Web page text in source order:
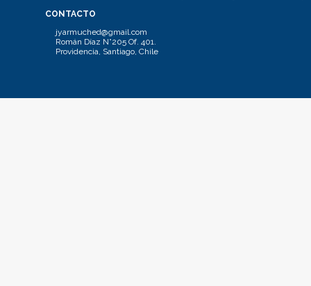
CONTACTO
jyarmuched@gmail.com
Román Díaz N°205 Of. 401.
Providencia, Santiago, Chile